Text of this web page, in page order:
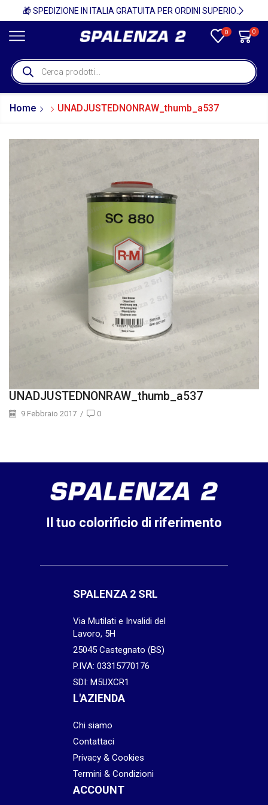
🎁 SPEDIZIONE IN ITALIA GRATUITA PER ORDINI SUPERIORI A 750€ + IVA 🎁
0 0
Home UNADJUSTEDNONRAW_thumb_a537
UNADJUSTEDNONRAW_thumb_a537
9 Febbraio 2017 / 0
Il tuo colorificio di riferimento
SPALENZA 2 SRL
Via Mutilati e Invalidi del
Lavoro, 5H
25045 Castegnato (BS)
P.IVA: 03315770176
SDI: M5UXCR1
L'AZIENDA
Chi siamo
Contattaci
Privacy & Cookies
Termini & Condizioni
ACCOUNT